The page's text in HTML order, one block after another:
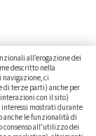
all’erogazione dei
descritto nella
navigazione, ci
di terze parti) anche per
con il sito)
mostrati durante
le funzionalità di
consenso all’utilizzo dei
ALLA MANO
NOI